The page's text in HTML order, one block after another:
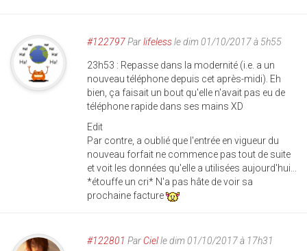
#122797Parlifelessle dim 01/10/2017 à 5h55
23h53 : Repasse dans la modernité (i.e. a un
nouveau téléphone depuis cet après-midi). Eh
bien, ça faisait un bout qu'elle n'avait pas eu de
téléphone rapide dans ses mains XD
Edit
Par contre, a oublié que l'entrée en vigueur du
nouveau forfait ne commence pas tout de suite
et voit les données qu'elle a utilisées aujourd'hui...
*étouffe un cri* N'a pas hâte de voir sa
prochaine facture
#122801 Par Cielle dim 01/10/2017 à 17h31